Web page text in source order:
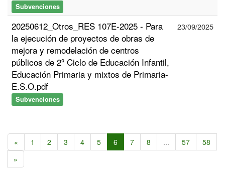
Subvenciones
20250612_Otros_RES 107E-2025 - Para
la ejecución de proyectos de obras de
mejora y remodelación de centros
públicos de 2º Ciclo de Educación Infantil,
Educación Primaria y mixtos de Primaria-
E.S.O.pdf
Subvenciones
23/09/2025
« 1 2 3 4 5 6 7 8 ... 57
58
»